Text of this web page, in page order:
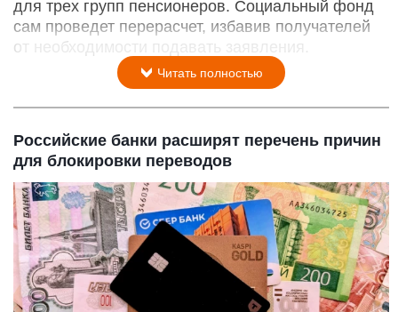
для трех групп пенсионеров. Социальный фонд
сам проведет перерасчет, избавив получателей
от необходимости подавать заявления.
Читать полностью
Российские банки расширят перечень причин
для блокировки переводов